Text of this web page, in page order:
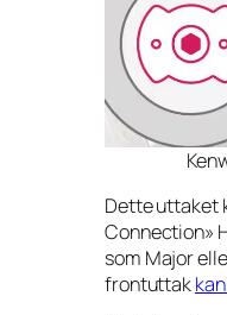
Dette uttaket
Connection»
som Major
frontuttak